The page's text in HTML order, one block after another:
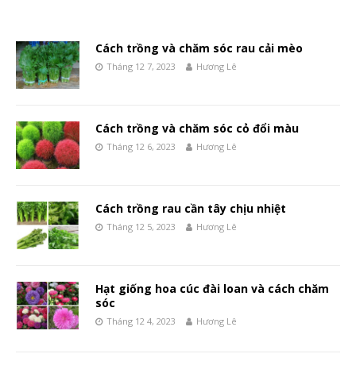
Cách trồng và chăm sóc rau cải mèo
Tháng 12 7, 2023 Hương Lê
Cách trồng và chăm sóc cỏ đổi màu
Tháng 12 6, 2023 Hương Lê
Cách trồng rau cần tây chịu nhiệt
Tháng 12 5, 2023 Hương Lê
Hạt giống hoa cúc đài loan và cách chăm
sóc
Tháng 12 4, 2023 Hương Lê